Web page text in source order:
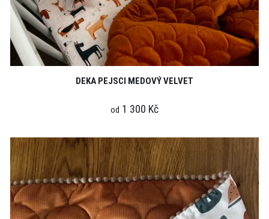
DEKA PEJSCI MEDOVÝ VELVET
od 1 300 Kč